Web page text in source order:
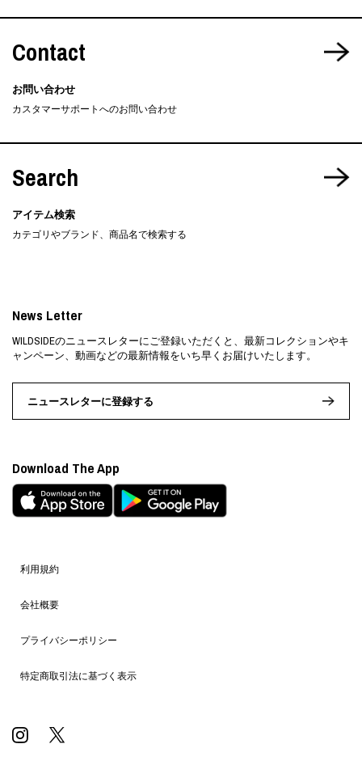
Contact
お問い合わせ
カスタマーサポートへのお問い合わせ
Search
アイテム検索
カテゴリやブランド、商品名で検索する
利用規約
会社概要
プライバシーポリシー
特定商取引法に基づく表示
News Letter
WILDSIDEのニュースレターにご登録いただくと、最新コレクションやキ
ャンペーン、動画などの最新情報をいち早くお届けいたします。
ニュースレターに登録する
Download The App